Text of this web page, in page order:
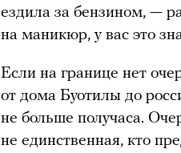
ездила за бензином, —
на маникюр, у вас это
Если на границе нет
от дома Буотилы до
не больше получаса.
не единственная, кто